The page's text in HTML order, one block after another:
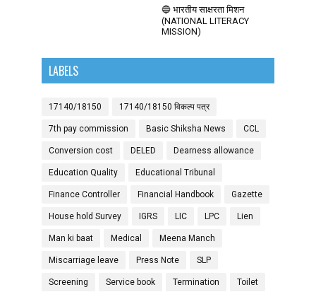
🔵 भारतीय साक्षरता मिशन
(NATIONAL LITERACY
MISSION)
LABELS
17140/18150 17140/18150 विकल्प पत्र
7th pay commission Basic Shiksha News CCL
Conversion cost DELED Dearness allowance
Education Quality Educational Tribunal
Finance Controller Financial Handbook Gazette
House hold Survey IGRS LIC LPC Lien
Man ki baat Medical Meena Manch
Miscarriage leave Press Note SLP
Screening Service book Termination Toilet